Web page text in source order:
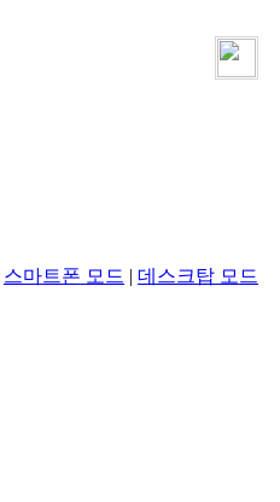
스마트폰 모드 | 데스크탑 모드